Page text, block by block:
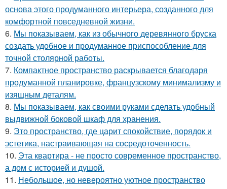
основа этого продуманного интерьера, созданного для
комфортной повседневной жизни.
6. Мы показываем, как из обычного деревянного бруска
создать удобное и продуманное приспособление для
точной столярной работы.
7. Компактное пространство раскрывается благодаря
продуманной планировке, французскому минимализму и
изящным деталям.
8. Мы показываем, как своими руками сделать удобный
выдвижной боковой шкаф для хранения.
9. Это пространство, где царит спокойствие, порядок и
эстетика, настраивающая на сосредоточенность.
10. Эта квартира - не просто современное пространство,
а дом с историей и душой.
11. Небольшое, но невероятно уютное пространство